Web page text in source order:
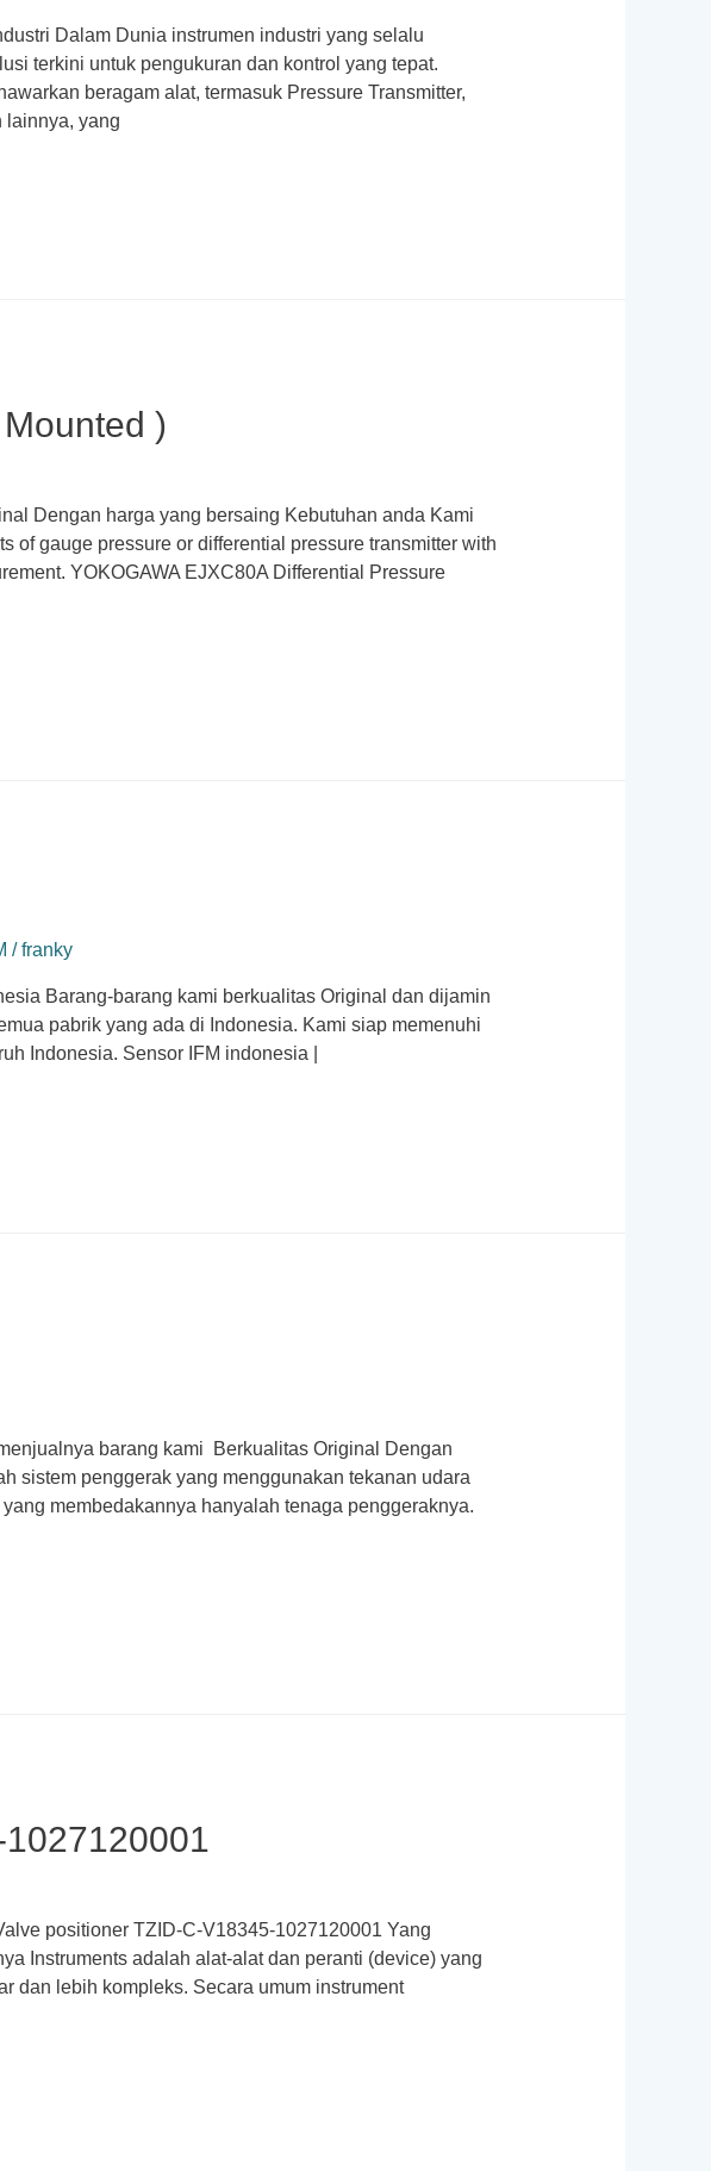
Dalam Dunia instrumen industri yang selalu
terkini untuk pengukuran dan kontrol yang tepat.
beragam alat, termasuk Pressure Transmitter,
lainnya, yang
)
Dengan harga yang bersaing Kebutuhan anda Kami
of gauge pressure or differential pressure transmitter with
YOKOGAWA EJXC80A Differential Pressure
/franky
Barang-barang kami berkualitas Original dan dijamin
pabrik yang ada di Indonesia. Kami siap memenuhi
Indonesia. Sensor IFM indonesia |
barang kami Berkualitas Original Dengan
sistem penggerak yang menggunakan tekanan udara
membedakannya hanyalah tenaga penggeraknya.
positioner TZID-C-V18345-1027120001 Yang
Instruments adalah alat-alat dan peranti (device) yang
dan lebih kompleks. Secara umum instrument